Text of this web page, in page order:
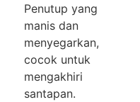
Penutup yang
manis dan
menyegarkan,
cocok untuk
mengakhiri
santapan.